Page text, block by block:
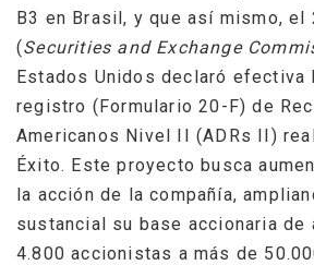
B3 en Brasil, y que así mismo, el
(Securities and Exchange
Estados Unidos declaró efectiva
registro (Formulario 20-F) de
Americanos Nivel II (ADRs II)
Éxito. Este proyecto busca
la acción de la compañía,
sustancial su base accionaria de
4.800 accionistas a más de